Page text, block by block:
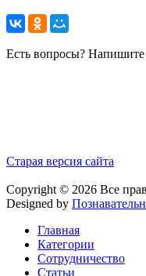
Есть вопросы? Напишите
Старая версия сайта
Copyright © 2026 Все
Designed by
Главная
Категории
Сотрудничество
Статьи